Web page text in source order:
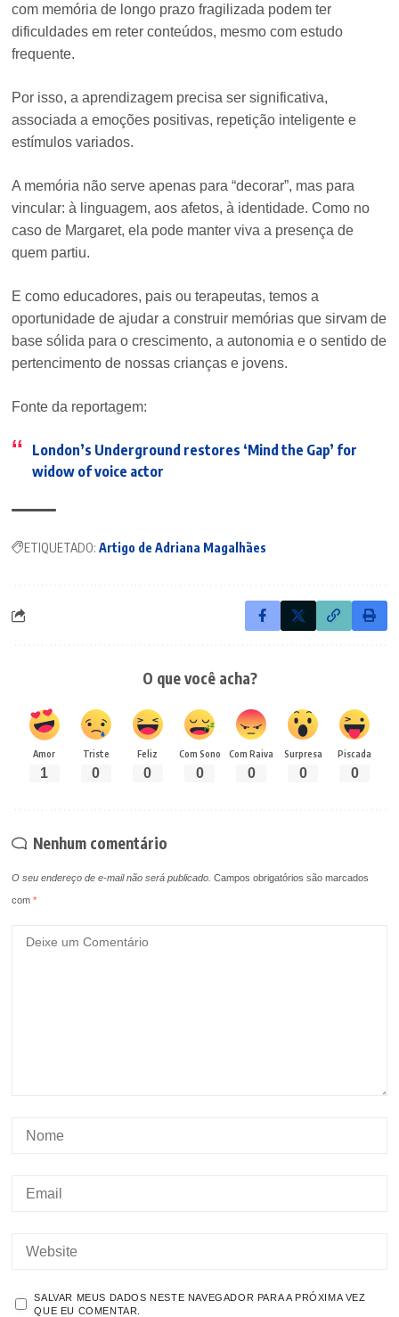
com memória de longo prazo fragilizada podem ter
dificuldades em reter conteúdos, mesmo com estudo
frequente.
Por isso, a aprendizagem precisa ser significativa,
associada a emoções positivas, repetição inteligente e
estímulos variados.
A memória não serve apenas para “decorar”, mas para
vincular: à linguagem, aos afetos, à identidade. Como no
caso de Margaret, ela pode manter viva a presença de
quem partiu.
E como educadores, pais ou terapeutas, temos a
oportunidade de ajudar a construir memórias que sirvam de
base sólida para o crescimento, a autonomia e o sentido de
pertencimento de nossas crianças e jovens.
Fonte da reportagem:
London’s Underground restores ‘Mind the Gap’ for
widow of voice actor
ETIQUETADO: Artigo de Adriana Magalhães
O que você acha?
Amor
1
Triste
0
Feliz
0
Com Sono
0
Com Raiva
0
Surpresa
0
Piscada
0
Nenhum comentário
O seu endereço de e-mail não será publicado. Campos obrigatórios são marcados
com*
SALVAR MEUS DADOS NESTE NAVEGADOR PARA A PRÓXIMA VEZ
QUE EU COMENTAR.